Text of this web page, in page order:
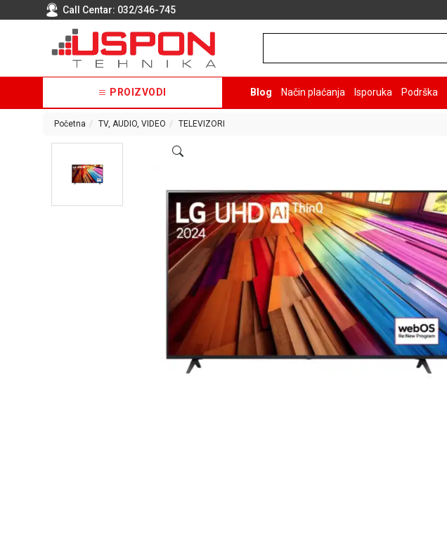
Call Centar: 032/346-745
PROIZVODI Blog Način plaćanja Isporuka Podrška
Početna TV, AUDIO, VIDEO TELEVIZORI